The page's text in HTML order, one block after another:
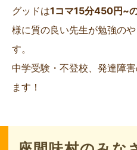
グッドは1コマ15分450円~
様に質の良い先生が勉強の
す。
中学受験・不登校、発達障
ます！